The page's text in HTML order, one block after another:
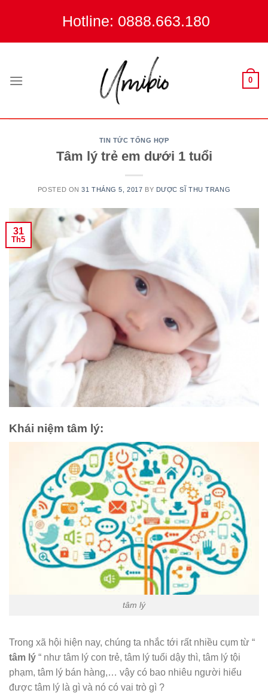
Hotline: 0888.663.180
0
TIN TỨC TỔNG HỢP
Tâm lý trẻ em dưới 1 tuổi
POSTED ON31 THÁNG 5, 2017 BY DƯỢC SĨ THU TRANG
31
Th5
Khái niệm tâm lý:
tâm lý
Trong xã hội hiện nay, chúng ta nhắc tới rất nhiều cụm từ “
tâm lý “ như tâm lý con trẻ, tâm lý tuổi dậy thì, tâm lý tội
phạm, tâm lý bán hàng,… vậy có bao nhiêu người hiểu
được tâm lý là gì và nó có vai trò gì ?